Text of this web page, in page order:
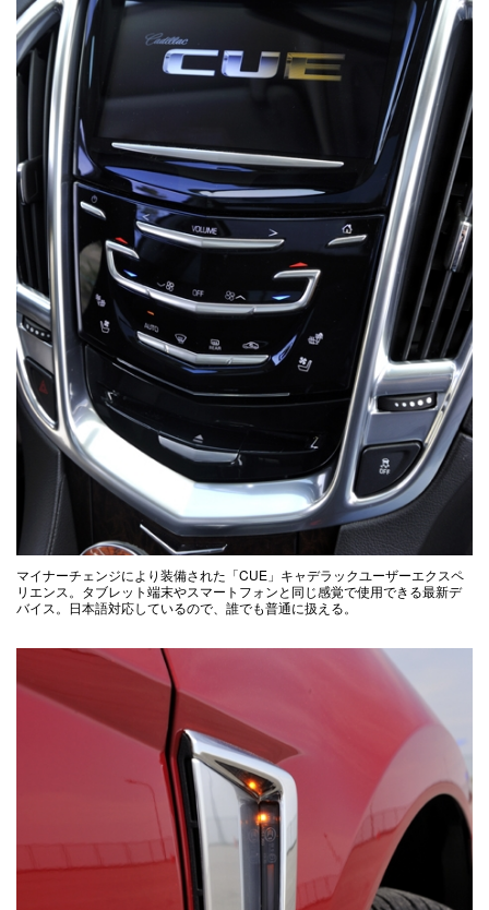
マイナーチェンジにより装備された「CUE」キャデラックユーザーエクスペ
リエンス。タブレット端末やスマートフォンと同じ感覚で使用できる最新デ
バイス。日本語対応しているので、誰でも普通に扱える。